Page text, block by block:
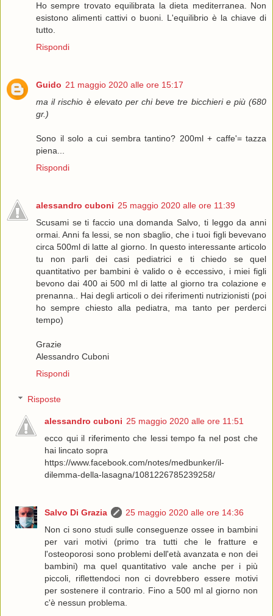
Ho sempre trovato equilibrata la dieta mediterranea. Non
esistono alimenti cattivi o buoni. L'equilibrio è la chiave di
tutto.
Rispondi
Guido 21 maggio 2020 alle ore 15:17
ma il rischio è elevato per chi beve tre bicchieri e più (680
gr.)
Sono il solo a cui sembra tantino? 200ml + caffe'= tazza
piena...
Rispondi
alessandro cuboni 25 maggio 2020 alle ore 11:39
Scusami se ti faccio una domanda Salvo, ti leggo da anni
ormai. Anni fa lessi, se non sbaglio, che i tuoi figli bevevano
circa 500ml di latte al giorno. In questo interessante articolo
tu non parli dei casi pediatrici e ti chiedo se quel
quantitativo per bambini è valido o è eccessivo, i miei figli
bevono dai 400 ai 500 ml di latte al giorno tra colazione e
prenanna.. Hai degli articoli o dei riferimenti nutrizionisti (poi
ho sempre chiesto alla pediatra, ma tanto per perderci
tempo)
Grazie
Alessandro Cuboni
Rispondi
Risposte
alessandro cuboni 25 maggio 2020 alle ore 11:51
ecco qui il riferimento che lessi tempo fa nel post che
hai lincato sopra
https://www.facebook.com/notes/medbunker/il-
dilemma-della-lasagna/1081226785239258/
Salvo Di Grazia
25 maggio 2020 alle ore 14:36
Non ci sono studi sulle conseguenze ossee in bambini
per vari motivi (primo tra tutti che le fratture e
l'osteoporosi sono problemi dell'età avanzata e non dei
bambini) ma quel quantitativo vale anche per i più
piccoli, riflettendoci non ci dovrebbero essere motivi
per sostenere il contrario. Fino a 500 ml al giorno non
c'è nessun problema.